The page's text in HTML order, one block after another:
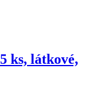
5 ks, látkové,